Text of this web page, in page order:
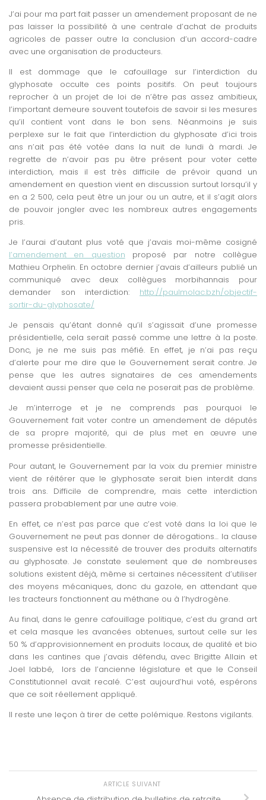
J’ai pour ma part fait passer un amendement proposant de ne
pas laisser la possibilité à une centrale d’achat de produits
agricoles de passer outre la conclusion d’un accord-cadre
avec une organisation de producteurs.
Il est dommage que le cafouillage sur l’interdiction du
glyphosate occulte ces points positifs. On peut toujours
reprocher à un projet de loi de n’être pas assez ambitieux,
l’important demeure souvent toutefois de savoir si les mesures
qu’il contient vont dans le bon sens. Néanmoins je suis
perplexe sur le fait que l’interdiction du glyphosate d’ici trois
ans n’ait pas été votée dans la nuit de lundi à mardi. Je
regrette de n’avoir pas pu être présent pour voter cette
interdiction, mais il est très difficile de prévoir quand un
amendement en question vient en discussion surtout lorsqu’il y
en a 2 500, cela peut être un jour ou un autre, et il s’agit alors
de pouvoir jongler avec les nombreux autres engagements
pris.
Je l’aurai d’autant plus voté que j’avais moi-même cosigné
l’amendement en question proposé par notre collègue
Mathieu Orphelin. En octobre dernier j’avais d’ailleurs publié un
communiqué avec deux collègues morbihannais pour
demander son interdiction: http://paulmolac.bzh/objectif-
sortir-du-glyphosate/
Je pensais qu’étant donné qu’il s’agissait d’une promesse
présidentielle, cela serait passé comme une lettre à la poste.
Donc, je ne me suis pas méfié. En effet, je n’ai pas reçu
d’alerte pour me dire que le Gouvernement serait contre. Je
pense que les autres signataires de ces amendements
devaient aussi penser que cela ne poserait pas de problème.
Je m’interroge et je ne comprends pas pourquoi le
Gouvernement fait voter contre un amendement de députés
de sa propre majorité, qui de plus met en œuvre une
promesse présidentielle.
Pour autant, le Gouvernement par la voix du premier ministre
vient de réitérer que le glyphosate serait bien interdit dans
trois ans. Difficile de comprendre, mais cette interdiction
passera probablement par une autre voie.
En effet, ce n’est pas parce que c’est voté dans la loi que le
Gouvernement ne peut pas donner de dérogations… la clause
suspensive est la nécessité de trouver des produits alternatifs
au glyphosate. Je constate seulement que de nombreuses
solutions existent déjà, même si certaines nécessitent d’utiliser
des moyens mécaniques, donc du gazole, en attendant que
les tracteurs fonctionnent au méthane ou à l’hydrogène.
Au final, dans le genre cafouillage politique, c’est du grand art
et cela masque les avancées obtenues, surtout celle sur les
50 % d’approvisionnement en produits locaux, de qualité et bio
dans les cantines que j’avais défendu, avec Brigitte Allain et
Joel labbé, lors de l’ancienne législature et que le Conseil
Constitutionnel avait recalé. C’est aujourd’hui voté, espérons
que ce soit réellement appliqué.
Il reste une leçon à tirer de cette polémique. Restons vigilants.
ARTICLE SUIVANT